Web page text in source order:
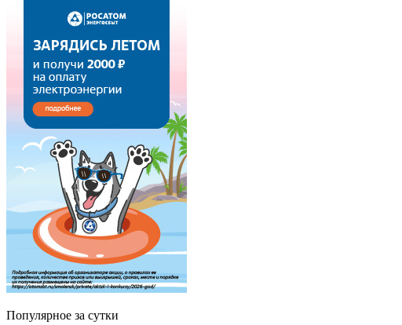
Популярное за сутки